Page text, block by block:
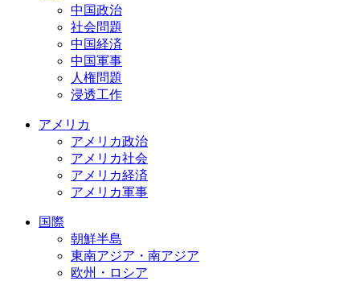
中国政治
社会問題
中国経済
中国軍事
人権問題
浸透工作
アメリカ
アメリカ政治
アメリカ社会
アメリカ経済
アメリカ軍事
国際
朝鮮半島
東南アジア・南アジア
欧州・ロシア